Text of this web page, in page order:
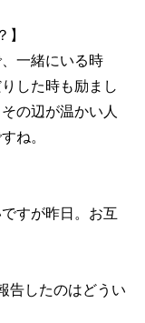
】
一緒にいる時
した時も励まし
の辺が温かい人
ね。
すが昨日。お互
告したのはどうい